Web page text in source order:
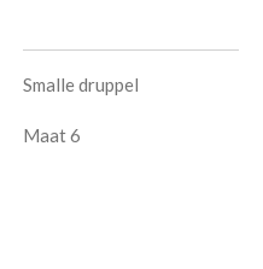
Smalle druppel
Maat 6